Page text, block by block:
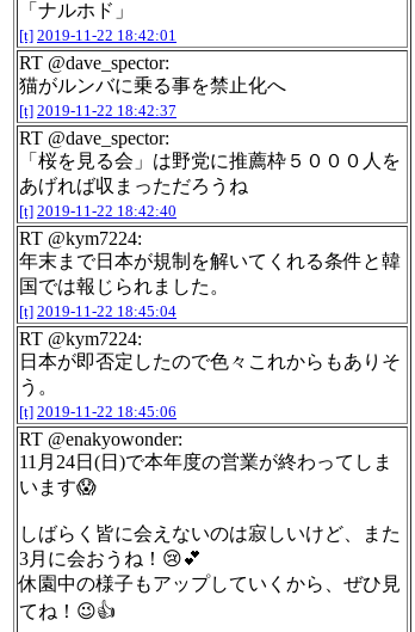
「ナルホド」
[t] 2019-11-22 18:42:01
RT @dave_spector:
猫がルンバに乗る事を禁止化へ
[t] 2019-11-22 18:42:37
RT @dave_spector:
「桜を見る会」は野党に推薦枠５０００人を
あげれば収まっただろうね
[t] 2019-11-22 18:42:40
RT @kym7224:
年末まで日本が規制を解いてくれる条件と韓
国では報じられました。
[t] 2019-11-22 18:45:04
RT @kym7224:
日本が即否定したので色々これからもありそ
う。
[t] 2019-11-22 18:45:06
RT @enakyowonder:
11月24日(日)で本年度の営業が終わってしま
います😱
しばらく皆に会えないのは寂しいけど、また
3月に会おうね！😢💕
休園中の様子もアップしていくから、ぜひ見
てね！😉👍